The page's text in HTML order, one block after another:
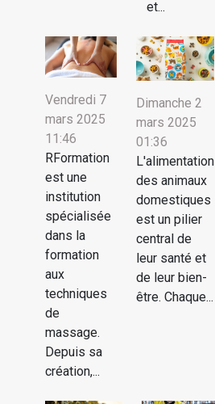
et...
Vendredi 7
mars 2025
11:46
RFormation
est une
institution
spécialisée
dans la
formation
aux
techniques
de
massage.
Depuis sa
création,...
Dimanche 2
mars 2025
01:36
L'alimentation
des animaux
domestiques
est un pilier
central de
leur santé et
de leur bien-
être. Chaque...